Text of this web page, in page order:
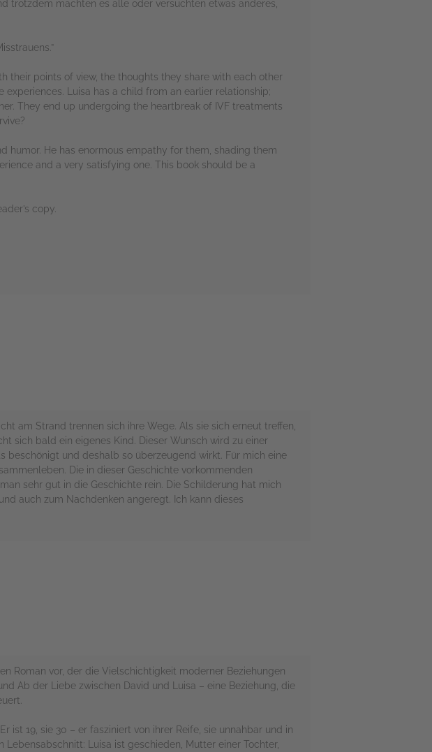
trotzdem machten es alle oder versuchten etwas anderes,
their points of view, the thoughts they share with each other
Luisa has a child from an earlier relationship;
They end up undergoing the heartbreak of IVF treatments
humor. He has enormous empathy for them, shading them
and a very satisfying one. This book should be a
copy.
am Strand trennen sich ihre Wege. Als sie sich erneut treffen,
sich bald ein eigenes Kind. Dieser Wunsch wird zu einer
beschönigt und deshalb so überzeugend wirkt. Für mich eine
Die in dieser Geschichte vorkommenden
sehr gut in die Geschichte rein. Die Schilderung hat mich
auch zum Nachdenken angeregt. Ich kann dieses
Roman vor, der die Vielschichtigkeit moderner Beziehungen
Ab der Liebe zwischen David und Luisa – eine Beziehung, die
ist 19, sie 30 – er fasziniert von ihrer Reife, sie unnahbar und in
Luisa ist geschieden, Mutter einer Tochter,